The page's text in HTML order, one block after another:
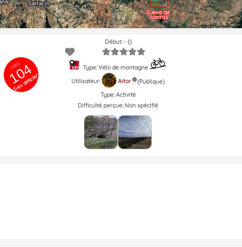
Cueva de
Juarros
GRSIC
104
Très difficile"
Début: - ()
Type: Vélo de montagne
Utilisateur:
Aitor
(Publique)
Type: Activité
Difficulté perçue: Non spécifié